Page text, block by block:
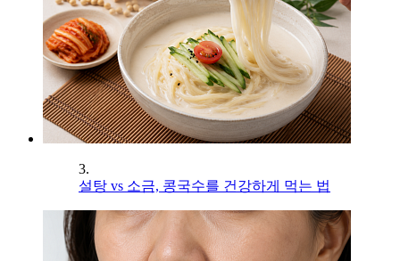
3.
설탕 vs 소금, 콩국수를 건강하게 먹는 법